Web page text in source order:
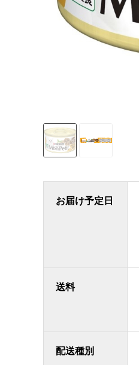
お届け予定日
送料
配送種別